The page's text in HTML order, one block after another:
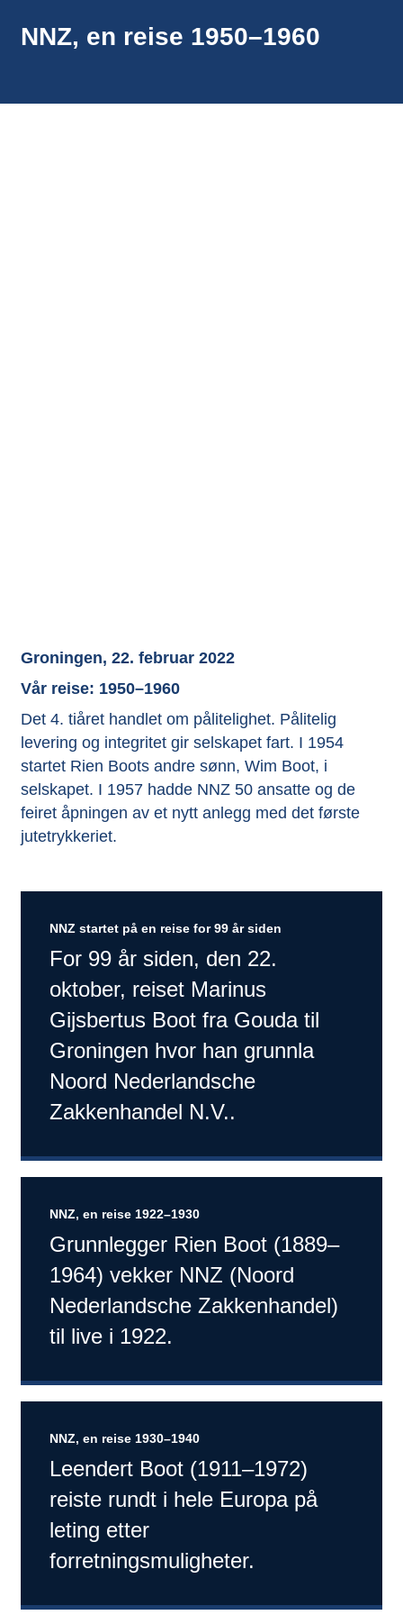
NNZ, en reise 1950–1960
Groningen, 22. februar 2022
Vår reise: 1950–1960
Det 4. tiåret handlet om pålitelighet. Pålitelig
levering og integritet gir selskapet fart. I 1954
startet Rien Boots andre sønn, Wim Boot, i
selskapet. I 1957 hadde NNZ 50 ansatte og de
feiret åpningen av et nytt anlegg med det første
jutetrykkeriet.
NNZ startet på en reise for 99 år siden
For 99 år siden, den 22.
oktober, reiset Marinus
Gijsbertus Boot fra Gouda til
Groningen hvor han grunnla
Noord Nederlandsche
Zakkenhandel N.V..
NNZ, en reise 1922–1930
Grunnlegger Rien Boot (1889–
1964) vekker NNZ (Noord
Nederlandsche Zakkenhandel)
til live i 1922.
NNZ, en reise 1930–1940
Leendert Boot (1911–1972)
reiste rundt i hele Europa på
leting etter
forretningsmuligheter.